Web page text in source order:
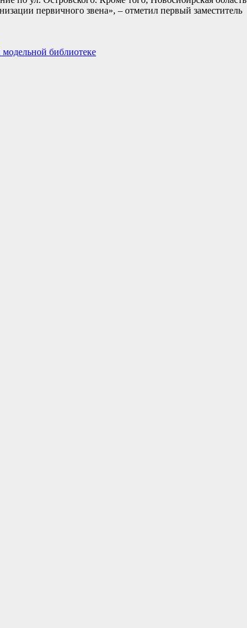
первичного звена», – отметил первый заместитель
библиотеке